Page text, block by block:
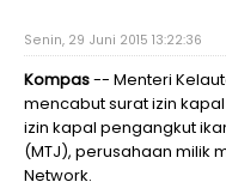
Senin, 29 Juni 2015 13:22:36
Kompas-- Menteri
mencabut surat izin
izin kapal pengangkut
(MTJ), perusahaan milik
Network.